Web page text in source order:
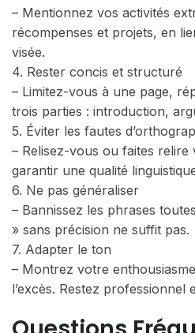
– Mentionnez vos activités
récompenses et projets, en
visée.
4. Rester concis et structuré
– Limitez-vous à une page,
trois parties : introduction,
5. Éviter les fautes
– Relisez-vous ou faites
garantir une qualité
6. Ne pas généraliser
– Bannissez les phrases
» sans précision ne suffit pas.
7. Adapter le ton
– Montrez votre
l’excès. Restez professionnel